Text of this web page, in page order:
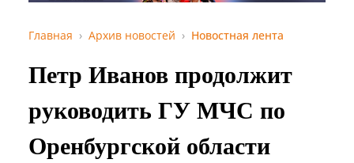
Главная Архив новостей Новостная лента
Петр Иванов продолжит
руководить ГУ МЧС по
Оренбургской области